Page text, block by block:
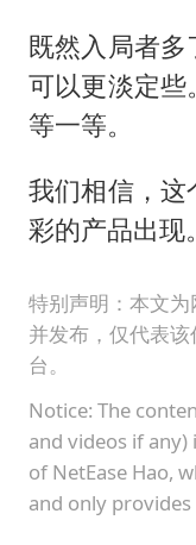
既然入局者
可以更淡定
等一等。
我们相信，
彩的产品出现。
特别声明：本文为
并发布，仅代表
台。
Notice: The
and videos if
of NetEase Hao,
and only